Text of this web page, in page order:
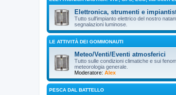
Elettronica, strumenti e
Tutto sull'impianto elettrico del nostro
segnalazioni luminose.
LE ATTIVITÀ DEI GOMMONAUTI
Meteo/Venti/Eventi atmosferici
Tutto sulle condizioni climatiche e sui
meteorologia generale.
Moderatore: Alex
PESCA DAL BATTELLO